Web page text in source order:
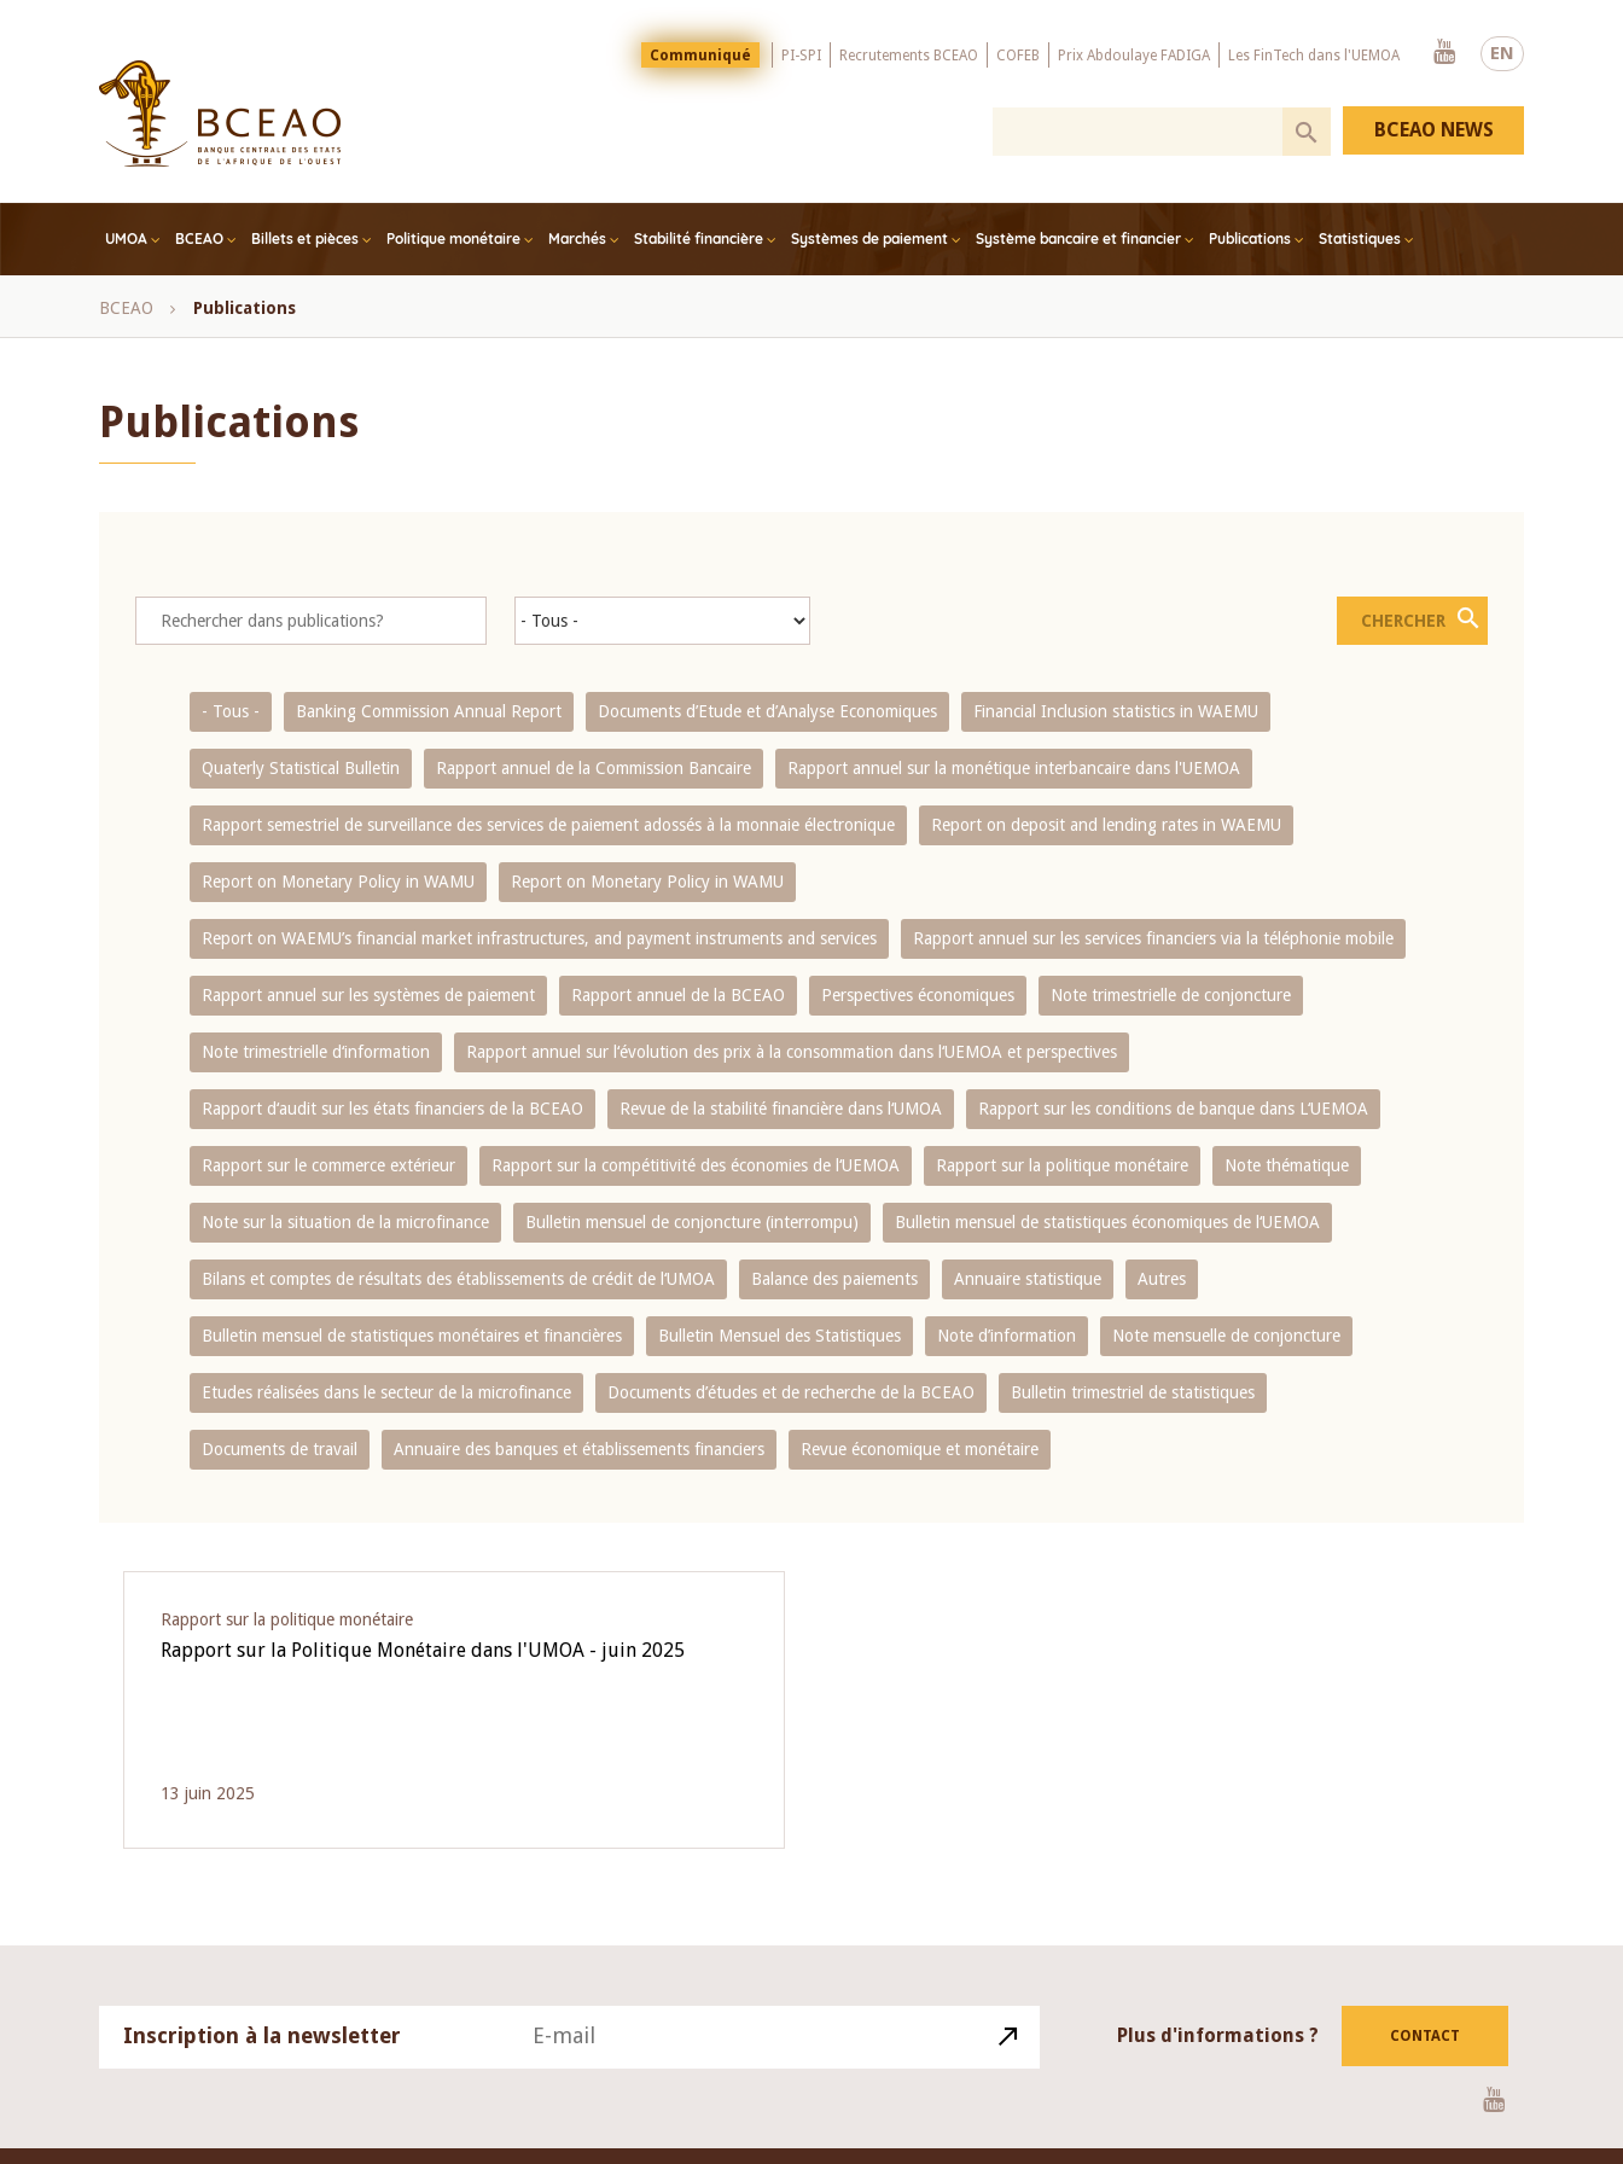
EN
Menu
Top
Communiqué PI-SPI Recrutements BCEAO COFEB Prix Abdoulaye FADIGA Les FinTech dans l'UEMOA
Youtube
UMOA BCEAO Billets et pièces Politique monétaire Marchés Stabilité financière Systèmes de paiement Système bancaire et financier Publications Statistiques
BCEAO NEWS
Fil
BCEAO Publications
Publications
- Tous - Banking Commission Annual Report Documents d’Etude et d’Analyse Economiques Financial Inclusion statistics in WAEMU
Quaterly Statistical Bulletin Rapport annuel de la Commission Bancaire Rapport annuel sur la monétique interbancaire dans l'UEMOA
Rapport semestriel de surveillance des services de paiement adossés à la monnaie électronique Report on deposit and lending rates in WAEMU
Report on Monetary Policy in WAMU Report on Monetary Policy in WAMU
Report on WAEMU’s financial market infrastructures, and payment instruments and services Rapport annuel sur les services financiers via la téléphonie mobile
Rapport annuel sur les systèmes de paiement Rapport annuel de la BCEAO Perspectives économiques Note trimestrielle de conjoncture
Note trimestrielle d‘information Rapport annuel sur l‘évolution des prix à la consommation dans l‘UEMOA et perspectives
Rapport d‘audit sur les états financiers de la BCEAO Revue de la stabilité financière dans l‘UMOA Rapport sur les conditions de banque dans L‘UEMOA
Rapport sur le commerce extérieur Rapport sur la compétitivité des économies de l‘UEMOA Rapport sur la politique monétaire Note thématique
Note sur la situation de la microfinance Bulletin mensuel de conjoncture (interrompu) Bulletin mensuel de statistiques économiques de l‘UEMOA
Bilans et comptes de résultats des établissements de crédit de l‘UMOA Balance des paiements Annuaire statistique Autres
Bulletin mensuel de statistiques monétaires et financières Bulletin Mensuel des Statistiques Note d’information Note mensuelle de conjoncture
Etudes réalisées dans le secteur de la microfinance Documents d’études et de recherche de la BCEAO Bulletin trimestriel de statistiques
Documents de travail Annuaire des banques et établissements financiers Revue économique et monétaire
Rapport sur la politique monétaire
Rapport sur la Politique Monétaire dans l'UMOA - juin 2025
13 juin 2025
Inscription à la newsletter Plus d'informations ? CONTACT